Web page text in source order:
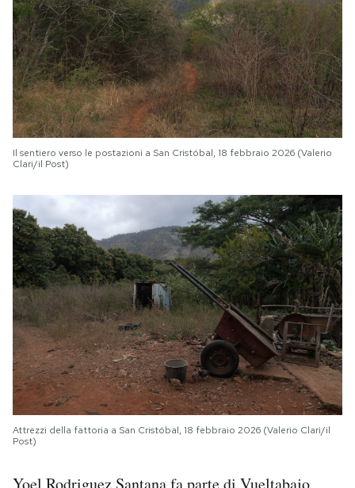
Il sentiero verso le postazioni a San Cristóbal, 18 febbraio 2026 (Valerio
Clari/il Post)
Attrezzi della fattoria a San Cristóbal, 18 febbraio 2026 (Valerio Clari/il
Post)
Yoel Rodriguez Santana fa parte di Vueltabajo